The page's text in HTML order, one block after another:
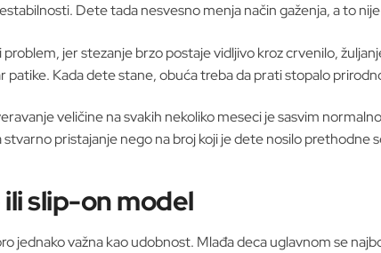
Dete tada nesvesno menja način gaženja, a to
problem, jer stezanje brzo postaje vidljivo kroz crvenilo,
patike. Kada dete stane, obuća treba da prati stopalo
veličine na svakih nekoliko meseci je sasvim
pristajanje nego na broj koji je dete nosilo prethodne
slip-on model
jednako važna kao udobnost. Mlađa deca uglavnom se